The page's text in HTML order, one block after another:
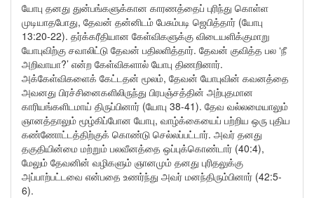
யோபு தனது துன்பங்களுக்கான காரணத்தைப் புரிந்து கொள்ள
முடியாதபோது, தேவன் தன்னிடம் பேசும்படி ஜெபித்தார் (யோபு
13:20-22). தர்க்கரீதியான கேள்விகளுக்கு விடையளிக்குமாறு
யோபுவிற்கு சவாலிட்டு தேவன் பதிலளித்தார். தேவன் குவித்த பல ‘நீ
அறிவாயா?’ என்ற கேள்விகளால் யோபு திணறினார்.
அக்கேள்விகளைக் கேட்டதன் மூலம், தேவன் யோபுவின் கவனத்தை
அவனது பிரச்சினைகளிலிருந்து பிரபஞ்சத்தின் அற்புதமான
காரியங்களிடமாய் திருப்பினார் (யோபு 38-41). தேவ வல்லமையாலும்
ஞானத்தாலும் மூழ்கிப்போன யோபு, வாழ்க்கையைப் பற்றிய ஒரு புதிய
கண்ணோட்டத்திற்குக் கொண்டு செல்லப்பட்டார். அவர் தனது
தகுதியின்மை மற்றும் பலவீனத்தை ஒப்புக்கொண்டார் (40:4),
மேலும் தேவனின் வழிகளும் ஞானமும் தனது புரிதலுக்கு
அப்பாற்பட்டவை என்பதை உணர்ந்து அவர் மனந்திரும்பினார் (42:5-
6).